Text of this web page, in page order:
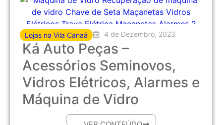
Lojas na Vila Canaã 4 de Dezembro, 2023
Ká Auto Peças –
Acessórios Seminovos,
Vidros Elétricos, Alarmes e
Máquina de Vidro